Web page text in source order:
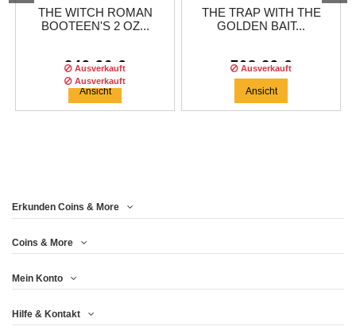
THE WITCH ROMAN
BOOTEEN'S 2 OZ...
249,96 €
Ausverkauft
Ansicht
THE TRAP WITH THE
GOLDEN BAIT...
708,29 €
Ausverkauft
Ansicht
Auflage :
BOOTEEN'S COIN -...
Ausverkauft
Erkunden Coins & More
Coins & More
Mein Konto
Hilfe & Kontakt